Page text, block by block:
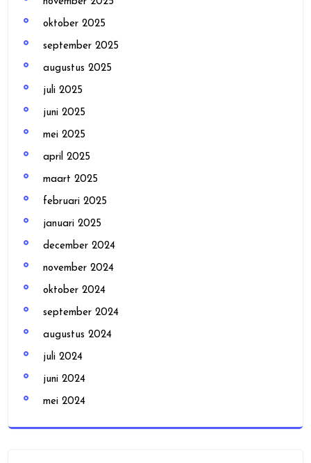
oktober 2025
september 2025
augustus 2025
juli 2025
juni 2025
mei 2025
april 2025
maart 2025
februari 2025
januari 2025
december 2024
november 2024
oktober 2024
september 2024
augustus 2024
juli 2024
juni 2024
mei 2024